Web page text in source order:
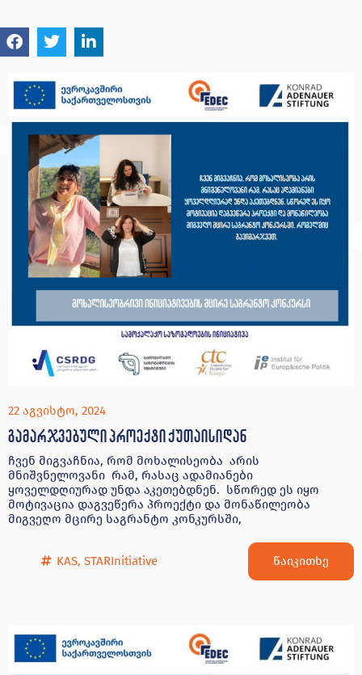
22 აგვისტო, 2024
გამარჯვებული პროექტი ქუთაისიდან
ჩვენ მიგვაჩნია, რომ მოხალისეობა არის
მნიშვნელოვანი რამ, რასაც ადამიანები
ყოველდღიურად უნდა აკეთებდნენ. სწორედ ეს იყო
მოტივაცია დაგვეწერა პროექტი და მონაწილეობა
მიგვეღო მცირე საგრანტო კონკურსში,
KAS, STARInitiative წაიკითხე